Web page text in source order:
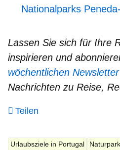
Nationalparks
Lassen Sie sich für Ihre
inspirieren und
wöchentlichen Newsletter
Nachrichten zu Reise,
Teilen
Urlaubsziele in Portugal